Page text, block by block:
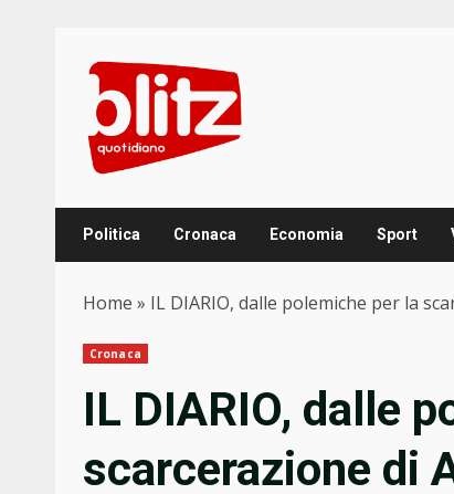
content
Politica Cronaca Economia Sport
Home » IL DIARIO, dalle polemiche per la
Cronaca
IL DIARIO, dalle
scarcerazione di